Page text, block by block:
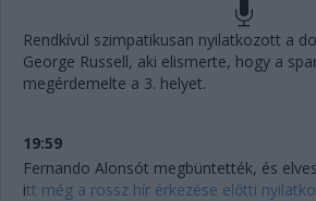
Rendkívül szimpatikusan nyilatkozott a
George Russell, aki elismerte, hogy a
megérdemelte a 3. helyet.
19:59
Fernando Alonsót megbüntették, és
itt még a rossz hír érkezése előtti